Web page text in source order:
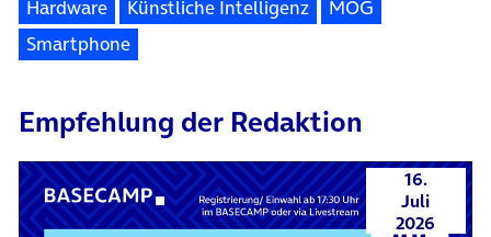
Hardware Künstliche Intelligenz
MOG
Smartphone
Empfehlung der Redaktion
16.
Juli
2026